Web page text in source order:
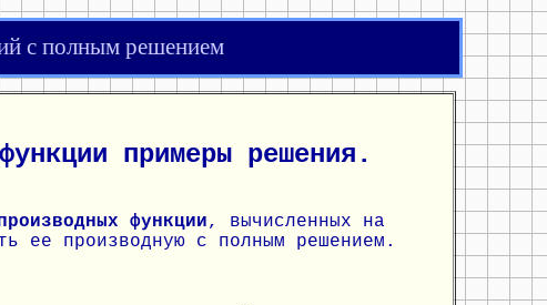
с полным решением
примеры решения.
функции, вычисленных на
ее производную с полным решением.